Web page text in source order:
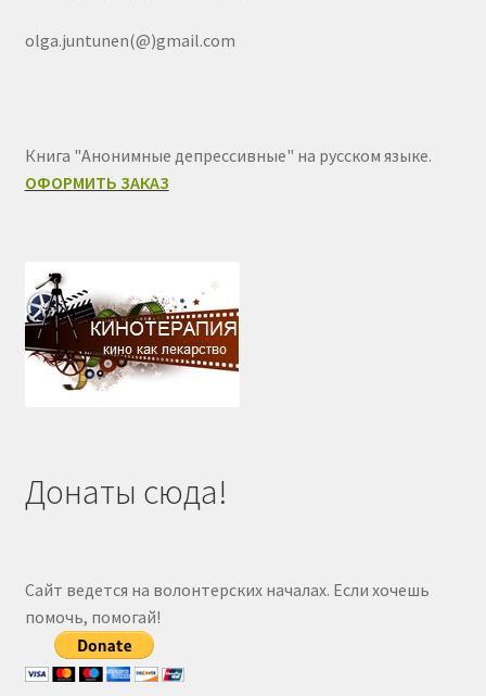
olga.juntunen(@)gmail.com
Книга "Анонимные депрессивные" на русском языке.
ОФОРМИТЬ ЗАКАЗ
Донаты сюда!
Сайт ведется на волонтерских началах. Если хочешь
помочь, помогай!